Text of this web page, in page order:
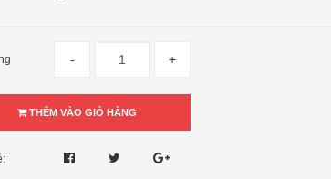
- +
THÊM VÀO GIỎ HÀNG